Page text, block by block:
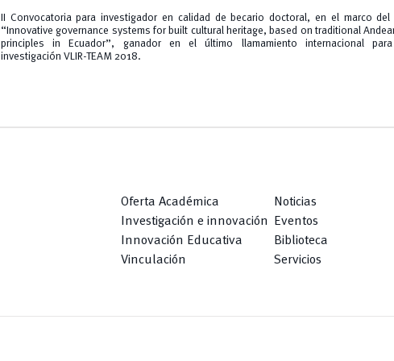
II Convocatoria parainvestigador en calidad de becario doctoral, en el marco
“Innovative governance systems for built cultural heritage, based on traditional
principles in Ecuador”, ganador en el último llamamiento internacional
investigación VLIR-TEAM 2018.
Oferta Académica
Investigación e innovación
Innovación Educativa
Vinculación
Noticias
Eventos
Biblioteca
Servicios